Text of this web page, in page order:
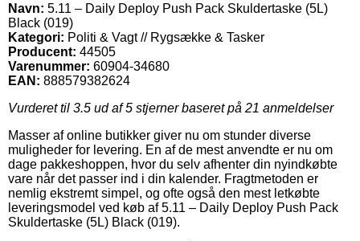
Navn: 5.11 – Daily Deploy Push Pack Skuldertaske (5L)
Black (019)
Kategori: Politi & Vagt // Rygsække & Tasker
Producent: 44505
Varenummer: 60904-34680
EAN: 888579382624
Vurderet til 3.5 ud af 5 stjerner baseret på 21 anmeldelser
Masser af online butikker giver nu om stunder diverse
muligheder for levering. En af de mest anvendte er nu om
dage pakkeshoppen, hvor du selv afhenter din nyindkøbte
vare når det passer ind i din kalender. Fragtmetoden er
nemlig ekstremt simpel, og ofte også den mest letkøbte
leveringsmodel ved køb af 5.11 – Daily Deploy Push Pack
Skuldertaske (5L) Black (019).